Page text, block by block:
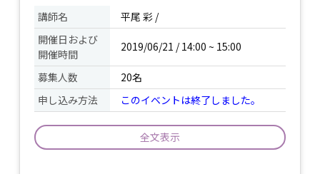
講師名
平尾 彩 /
開催日および
開催時間
2019/06/21 / 14:00 ~ 15:00
募集人数
20名
申し込み方法
このイベントは終了しました。
全文表示